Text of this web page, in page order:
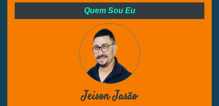
Quem Sou Eu
Jeison Jasão